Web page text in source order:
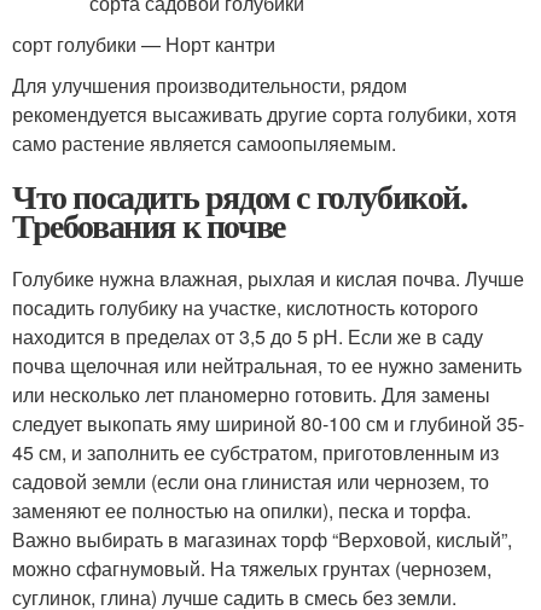
сорт голубики — Норт кантри
Для улучшения производительности, рядом
рекомендуется высаживать другие сорта голубики, хотя
само растение является самоопыляемым.
Что посадить рядом с голубикой.
Требования к почве
Голубике нужна влажная, рыхлая и кислая почва. Лучше
посадить голубику на участке, кислотность которого
находится в пределах от 3,5 до 5 рН. Если же в саду
почва щелочная или нейтральная, то ее нужно заменить
или несколько лет планомерно готовить. Для замены
следует выкопать яму шириной 80-100 см и глубиной 35-
45 см, и заполнить ее субстратом, приготовленным из
садовой земли (если она глинистая или чернозем, то
заменяют ее полностью на опилки), песка и торфа.
Важно выбирать в магазинах торф “Верховой, кислый”,
можно сфагнумовый. На тяжелых грунтах (чернозем,
суглинок, глина) лучше садить в смесь без земли.